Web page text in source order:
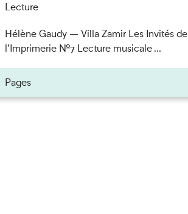
Lecture
Hélène Gaudy — Villa Zamir Les Invités de
l’Imprimerie n°7 Lecture musicale ...
Pages